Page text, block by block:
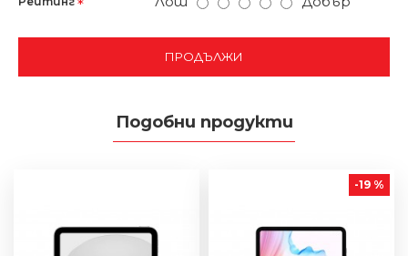
ПРОДЪЛЖИ
Подобни продукти
-19 %